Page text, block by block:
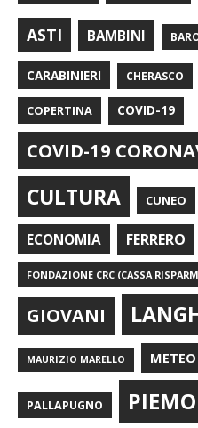
ASTI BAMBINI
CARABINIERI CHERASCO
COPERTINA COVID-19
COVID-19
CULTURA CUNEO
ECONOMIA FERRERO
FONDAZIONE CRC (CASSA
GIOVANI
MAURIZIO MARELLO METEO
PALLAPUGNO